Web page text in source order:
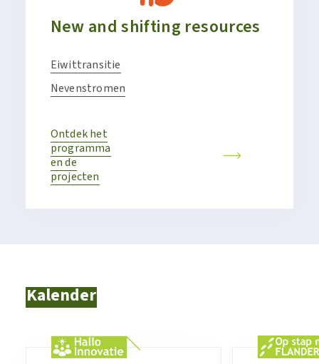
New and shifting resources
Eiwittransitie
Nevenstromen
Ontdek het
programma
en de
projecten
Kalender